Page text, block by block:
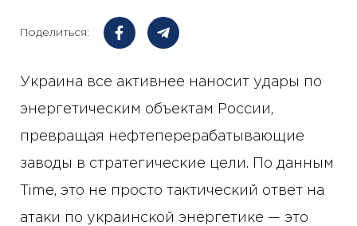
Поделиться:
Украина все активнее наносит удары по
энергетическим объектам России,
превращая нефтеперерабатывающие
заводы в стратегические цели. По данным
Time, это не просто тактический ответ на
атаки по украинской энергетике — это